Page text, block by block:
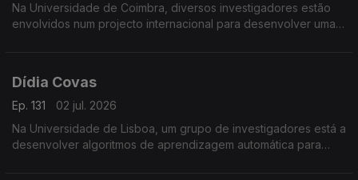
Na Universidade de Coimbra, diversos investigadores estão
envolvidos num projecto internacional para desenvolver uma
Dídia Covas
Ep. 131
02 jul. 2026
Na Universidade de Lisboa, um grupo de investigadores está a
desenvolver algoritmos de aprendizagem automática para